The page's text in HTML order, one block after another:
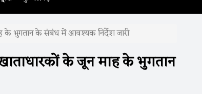
के भुगतान के संबंध में आवश्यक निर्देश जारी
के जून माह के भुगतान